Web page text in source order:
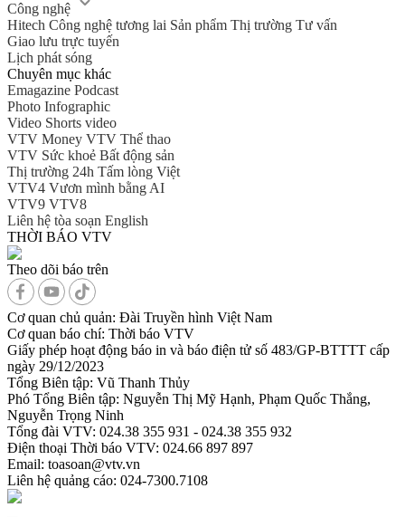
Công nghệ
Hitech Công nghệ tương lai Sản phẩm Thị trường Tư vấn
Giao lưu trực tuyến
Lịch phát sóng
Chuyên mục khác
Emagazine Podcast
Photo Infographic
Video Shorts video
VTV Money VTV Thể thao
VTV Sức khoẻ Bất động sản
Thị trường 24h Tấm lòng Việt
VTV4 Vươn mình bằng AI
VTV9 VTV8
Liên hệ tòa soạn English
THỜI BÁO VTV
Theo dõi báo trên
Cơ quan chủ quản: Đài Truyền hình Việt Nam
Cơ quan báo chí: Thời báo VTV
Giấy phép hoạt động báo in và báo điện tử số 483/GP-BTTTT cấp
ngày 29/12/2023
Tổng Biên tập: Vũ Thanh Thủy
Phó Tổng Biên tập: Nguyễn Thị Mỹ Hạnh, Phạm Quốc Thắng,
Nguyễn Trọng Ninh
Tổng đài VTV: 024.38 355 931 - 024.38 355 932
Ðiện thoại Thời báo VTV: 024.66 897 897
Email: toasoan@vtv.vn
Liên hệ quảng cáo: 024-7300.7108